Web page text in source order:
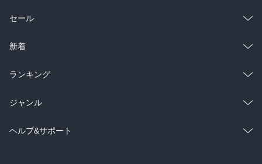
総合
ラノベ
雑誌・グラビア
BL・TL
セール
総合
ラノベ
雑誌・グラビア
BL・TL
新着
総合
ラノベ
雑誌・グラビア
ランキング
総合
ラノベ
ジャンル
コミック
ヘルプ&サポート